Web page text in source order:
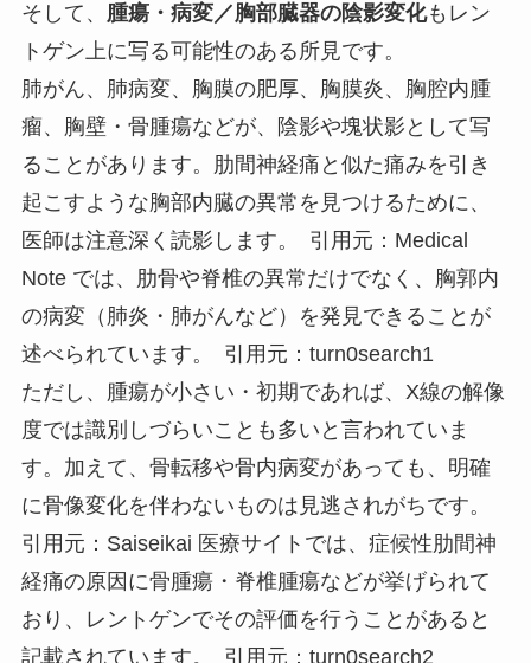
そして、 腫瘍・病変／胸部臓器の陰影変化もレン
トゲン上に写る可能性のある所見です。
肺がん、肺病変、胸膜の肥厚、胸膜炎、胸腔内腫
瘤、胸壁・骨腫瘍などが、陰影や塊状影として写
ることがあります。肋間神経痛と似た痛みを引き
起こすような胸部内臓の異常を見つけるために、
医師は注意深く読影します。 引用元：Medical
Note では、肋骨や脊椎の異常だけでなく、胸郭内
の病変（肺炎・肺がんなど）を発見できることが
述べられています。 引用元：turn0search1
ただし、腫瘍が小さい・初期であれば、X線の解像
度では識別しづらいことも多いと言われていま
す。加えて、骨転移や骨内病変があっても、明確
に骨像変化を伴わないものは見逃されがちです。
引用元：Saiseikai 医療サイトでは、症候性肋間神
経痛の原因に骨腫瘍・脊椎腫瘍などが挙げられて
おり、レントゲンでその評価を行うことがあると
記載されています。 引用元：turn0search2